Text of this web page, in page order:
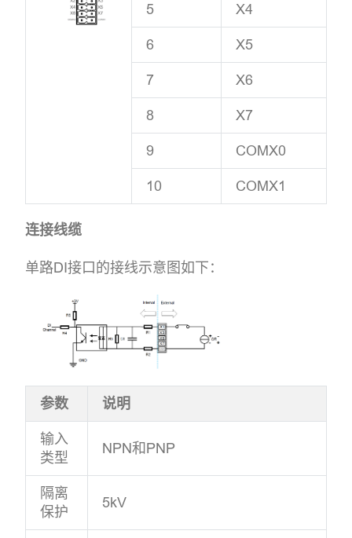
5 X4
6 X5
7 X6
8 X7
9 COMX0
10 COMX1
连接线缆
单路DI接口的接线示意图如下：
参数 说明
输入
类型
NPN和PNP
隔离
保护
5kV